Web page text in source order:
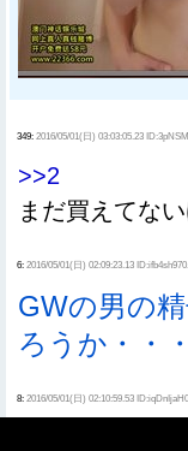
349: 2016/05/01(日) 03:03:05.23
>>2
まだ買えてな
6: 2016/05/01(日) 02:09:23.13
GWの男の
ろうか・・・
8: 2016/05/01(日) 02:10:59.53